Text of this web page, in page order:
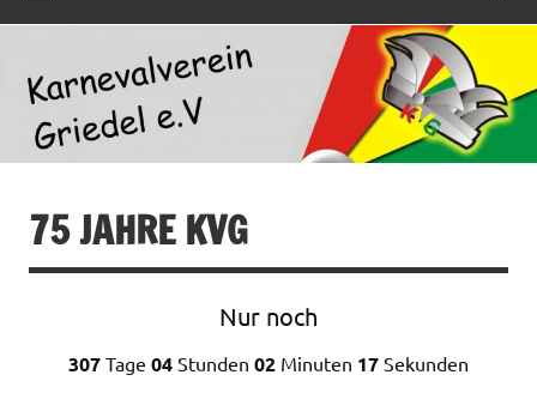
75 JAHRE KVG
Nur noch
307 Tage 04 Stunden 02 Minuten 17 Sekunden